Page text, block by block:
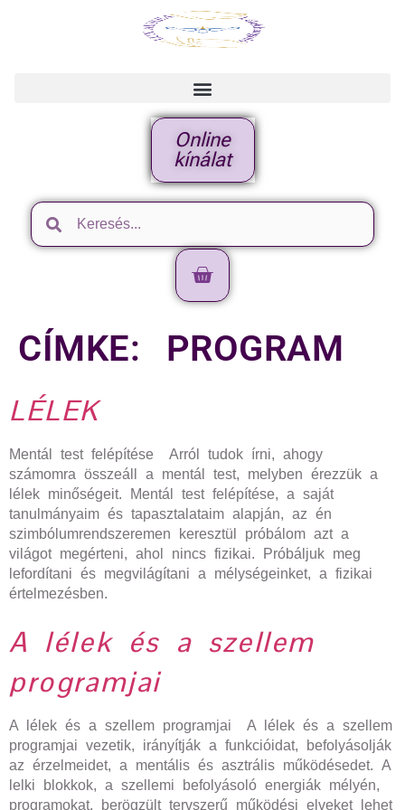
Online
kínálat
CÍMKE: PROGRAM
LÉLEK
Mentál test felépítése Arról tudok írni, ahogy
számomra összeáll a mentál test, melyben érezzük a
lélek minőségeit. Mentál test felépítése, a saját
tanulmányaim és tapasztalataim alapján, az én
szimbólumrendszeremen keresztül próbálom azt a
világot megérteni, ahol nincs fizikai. Próbáljuk meg
lefordítani és megvilágítani a mélységeinket, a fizikai
értelmezésben.
A lélek és a szellem
programjai
A lélek és a szellem programjai A lélek és a szellem
programjai vezetik, irányítják a funkcióidat, befolyásolják
az érzelmeidet, a mentális és asztrális működésedet. A
lelki blokkok, a szellemi befolyásoló energiák mélyén,
programokat, berögzült tervszerű működési elveket lehet